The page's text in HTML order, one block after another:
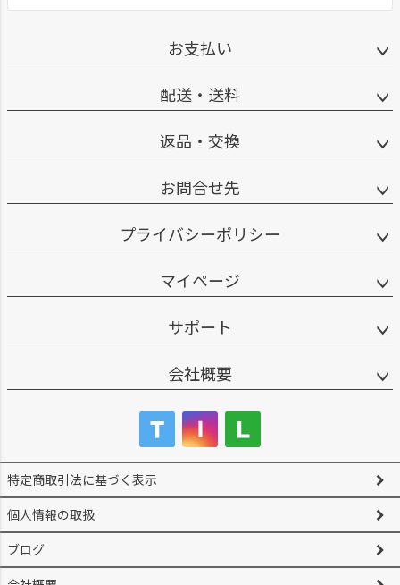
お支払い
配送・送料
返品・交換
お問合せ先
プライバシーポリシー
マイページ
サポート
会社概要
特定商取引法に基づく表示
個人情報の取扱
ブログ